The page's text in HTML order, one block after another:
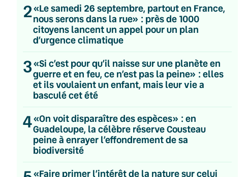
2«Le samedi 26 septembre, partout en France,
nous serons dans la rue» : près de 1000
citoyens lancent un appel pour un plan
d’urgence climatique
3«Si c’est pour qu’il naisse sur une planète en
guerre et en feu, ce n’est pas la peine» : elles
et ils voulaient un enfant, mais leur vie a
basculé cet été
4«On voit disparaître des espèces» : en
Guadeloupe, la célèbre réserve Cousteau
peine à enrayer l’effondrement de sa
biodiversité
«Faire primer l’intérêt de la nature sur celui
💌 Inscrivez-vous à nos newsletters
Quotidienne
Du lundi au vendredi
Hebdomadaire
Le samedi
Chaleurs Actuelles